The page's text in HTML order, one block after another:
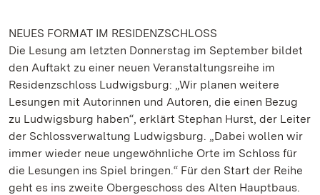
NEUES FORMAT IM RESIDENZSCHLOSS
Die Lesung am letzten Donnerstag im September bildet
den Auftakt zu einer neuen Veranstaltungsreihe im
Residenzschloss Ludwigsburg: „Wir planen weitere
Lesungen mit Autorinnen und Autoren, die einen Bezug
zu Ludwigsburg haben“, erklärt Stephan Hurst, der Leiter
der Schlossverwaltung Ludwigsburg. „Dabei wollen wir
immer wieder neue ungewöhnliche Orte im Schloss für
die Lesungen ins Spiel bringen.“ Für den Start der Reihe
geht es ins zweite Obergeschoss des Alten Hauptbaus.